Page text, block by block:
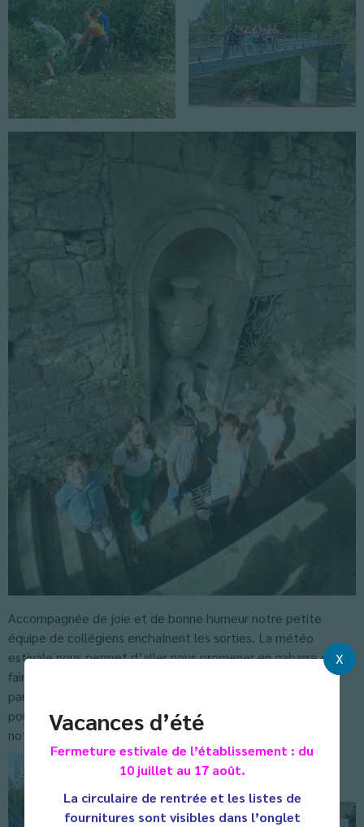
Vacances d’été
Fermeture estivale de l’établissement : du
10 juillet au 17 août.
La circulaire de rentrée et les listes de
fournitures sont visibles dans l’onglet
X
Accompagnée de joie et de bonne humeur notre petite
équipe de collégiens enchaînent les sorties. La météo
estivale nous permet d’aller nous promener en gabarre et de
faire de belles marches le long de l’Agoût. Les élèves
parcourent quelques kilomètres pour se rendre au cinéma
pour les dernières séances du « Lido ». Et aussi pour visiter
notre bel « Écusson », centre ville de Castres.